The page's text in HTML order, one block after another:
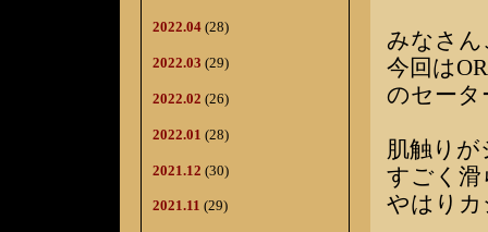
2022.04 (28)
2022.03 (29)
2022.02 (26)
2022.01 (28)
2021.12 (30)
2021.11 (29)
みなさ
今回は
のセータ
肌触り
すごく滑
やはり